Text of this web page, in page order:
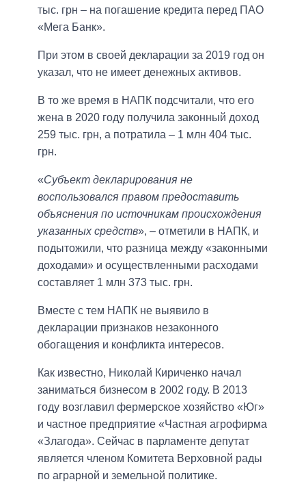
тыс. грн – на погашение кредита перед ПАО
«Мега Банк».
При этом в своей декларации за 2019 год он
указал, что не имеет денежных активов.
В то же время в НАПК подсчитали, что его
жена в 2020 году получила законный доход
259 тыс. грн, а потратила – 1 млн 404 тыс.
грн.
«Субъект декларирования не
воспользовался правом предоставить
объяснения по источникам происхождения
указанных средств», ‒ отметили в НАПК, и
подытожили, что разница между «законными
доходами» и осуществленными расходами
составляет 1 млн 373 тыс. грн.
Вместе с тем НАПК не выявило в
декларации признаков незаконного
обогащения и конфликта интересов.
Как известно, Николай Кириченко начал
заниматься бизнесом в 2002 году. В 2013
году возглавил фермерское хозяйство «Юг»
и частное предприятие «Частная агрофирма
«Злагода». Сейчас в парламенте депутат
является членом Комитета Верховной рады
по аграрной и земельной политике.